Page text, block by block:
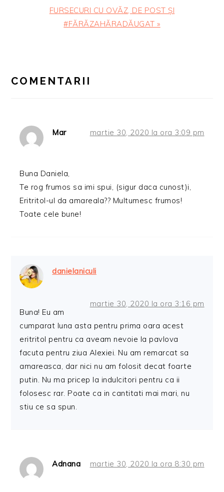
Articolul
urmator:
FURSECURI CU OVĂZ, DE POST ȘI
#FĂRĂZAHĂRADĂUGAT »
INTERACTIONS
COMENTARII
Mar martie 30, 2020 la ora 3:09 pm
Buna Daniela,
Te rog frumos sa imi spui, (sigur daca cunost)i,
Eritritol-ul da amareala?? Multumesc frumos!
Toate cele bune!
danielaniculi
martie 30, 2020 la ora 3:16 pm
Buna! Eu am
cumparat luna asta pentru prima oara acest
eritritol pentru ca aveam nevoie la pavlova
facuta pentru ziua Alexiei. Nu am remarcat sa
amareasca, dar nici nu am folosit decat foarte
putin. Nu ma pricep la indulcitori pentru ca ii
folosesc rar. Poate ca in cantitati mai mari, nu
stiu ce sa spun.
Adnana martie 30, 2020 la ora 8:30 pm